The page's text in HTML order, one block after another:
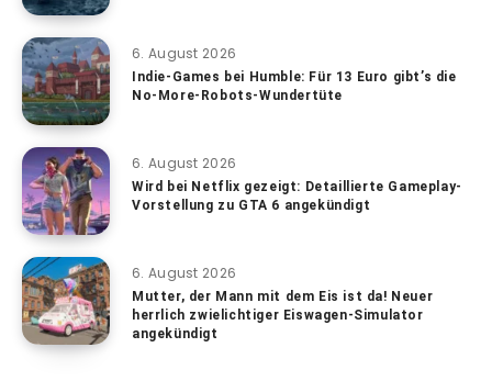
6. August 2026
Indie-Games bei Humble: Für 13 Euro gibt’s die
No-More-Robots-Wundertüte
6. August 2026
Wird bei Netflix gezeigt: Detaillierte Gameplay-
Vorstellung zu GTA 6 angekündigt
6. August 2026
Mutter, der Mann mit dem Eis ist da! Neuer
herrlich zwielichtiger Eiswagen-Simulator
angekündigt